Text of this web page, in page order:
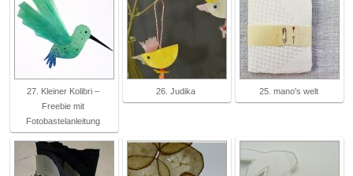
27. Kleiner Kolibri –
Freebie mit
Fotobastelanleitung
26. Judika 25. mano's welt